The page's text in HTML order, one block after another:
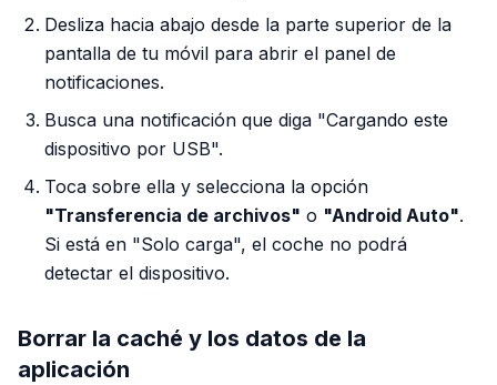
Desliza hacia abajo desde la parte superior de la
pantalla de tu móvil para abrir el panel de
notificaciones.
Busca una notificación que diga "Cargando este
dispositivo por USB".
Toca sobre ella y selecciona la opción
"Transferencia de archivos" o "Android Auto".
Si está en "Solo carga", el coche no podrá
detectar el dispositivo.
Borrar la caché y los datos de la
aplicación